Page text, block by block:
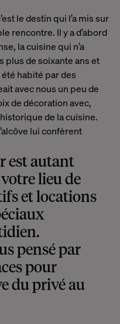
le destin qui l’a mis sur
rencontre. Il y a d’abord
la cuisine qui n’a
plus de soixante ans et
habité par des
avec nous un peu de
de décoration avec,
de la cuisine.
lui confèrent
est autant
lieu de
et locations
pensé par
pour
du privé au